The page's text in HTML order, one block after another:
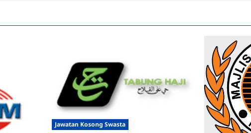
Jawatan Kosong Swasta